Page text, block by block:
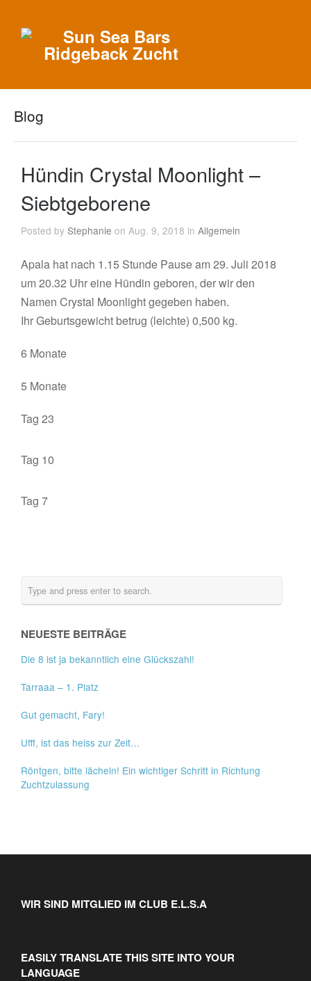
Blog
Hündin Crystal Moonlight –
Siebtgeborene
Posted byStephanie on Aug. 9, 2018 inAllgemein
Apala hat nach 1.15 Stunde Pause am 29. Juli 2018
um 20.32 Uhr eine Hündin geboren, der wir den
Namen Crystal Moonlight gegeben haben.
Ihr Geburtsgewicht betrug (leichte) 0,500 kg.
6 Monate
5 Monate
Tag 23
Tag 10
Tag 7
NEUESTE BEITRÄGE
Die 8 ist ja bekanntlich eine Glückszahl!
Tarraaa – 1. Platz
Gut gemacht, Fary!
Ufff, ist das heiss zur Zeit…
Röntgen, bitte lächeln! Ein wichtiger Schritt in Richtung
Zuchtzulassung
WIR SIND MITGLIED IM CLUB E.L.S.A
EASILY TRANSLATE THIS SITE INTO YOUR
LANGUAGE